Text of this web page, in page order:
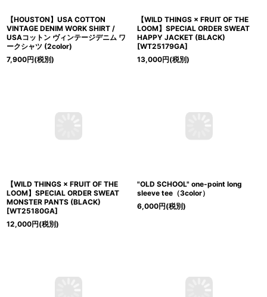
【HOUSTON】USA COTTON
VINTAGE DENIM WORK SHIRT /
USAコットン ヴィンテージデニム ワ
ークシャツ (2color)
7,900円(税別)
【WILD THINGS × FRUIT OF THE
LOOM】SPECIAL ORDER SWEAT
HAPPY JACKET (BLACK)
[WT25179GA]
13,000円(税別)
【WILD THINGS × FRUIT OF THE
LOOM】SPECIAL ORDER SWEAT
MONSTER PANTS (BLACK)
[WT25180GA]
12,000円(税別)
"OLD SCHOOL" one-point long
sleeve tee（3color）
6,000円(税別)